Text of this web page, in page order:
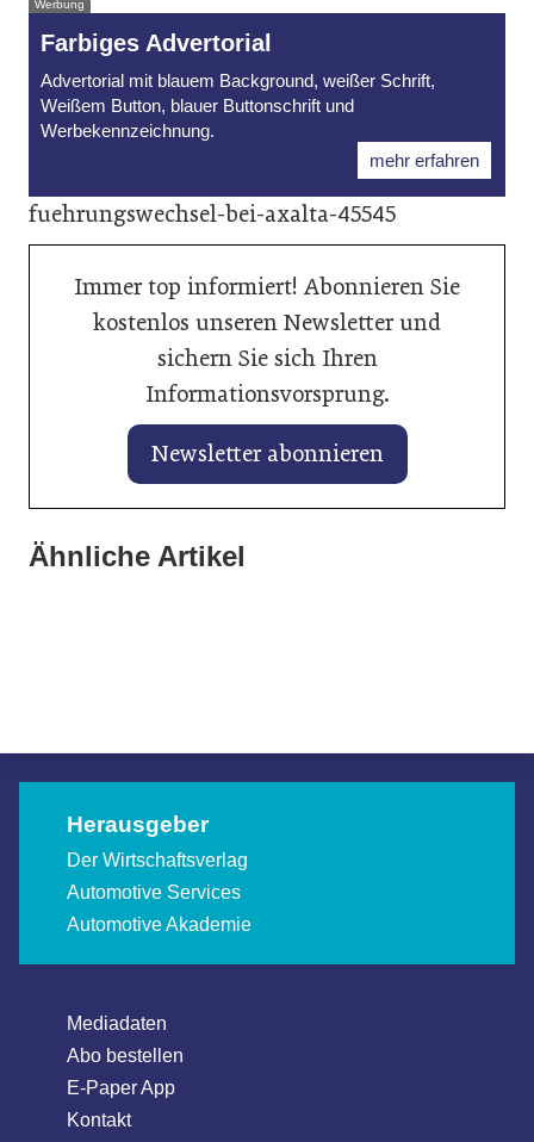
Werbung
Farbiges Advertorial
Advertorial mit blauem Background, weißer Schrift,
Weißem Button, blauer Buttonschrift und
Werbekennzeichnung.
mehr erfahren
fuehrungswechsel-bei-axalta-45545
Immer top informiert! Abonnieren Sie
kostenlos unseren Newsletter und
sichern Sie sich Ihren
Informationsvorsprung.
Newsletter abonnieren
Ähnliche Artikel
28. Januar 2026
KI hilft beim perfekten Fahrzeuginserat
28. Januar 2026
28. Januar 2026
Herausgeber
Der Wirtschaftsverlag
Automotive Services
Automotive Akademie
Mediadaten
Abo bestellen
E-Paper App
Kontakt